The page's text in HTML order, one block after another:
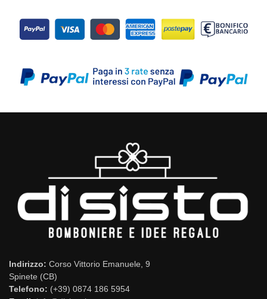
Indirizzo: Corso Vittorio Emanuele, 9
Spinete (CB)
Telefono: (+39) 0874 186 5954